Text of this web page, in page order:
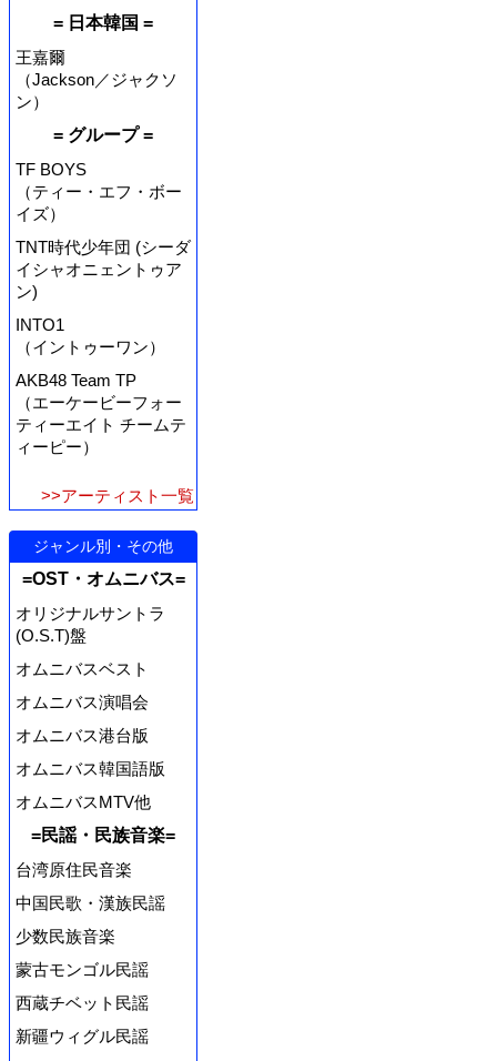
= 日本韓国 =
王嘉爾
（Jackson／ジャクソ
ン）
= グループ =
TF BOYS
（ティー・エフ・ボー
イズ）
TNT時代少年団 (シーダ
イシャオニェントゥア
ン)
INTO1
（イントゥーワン）
AKB48 Team TP
（エーケービーフォー
ティーエイト チームテ
ィーピー）
>>アーティスト一覧
ジャンル別・その他
=OST・オムニバス=
オリジナルサントラ
(O.S.T)盤
オムニバスベスト
オムニバス演唱会
オムニバス港台版
オムニバス韓国語版
オムニバスMTV他
=民謡・民族音楽=
台湾原住民音楽
中国民歌・漢族民謡
少数民族音楽
蒙古モンゴル民謡
西蔵チベット民謡
新疆ウィグル民謡